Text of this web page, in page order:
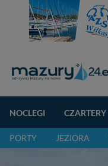
NOCLEGI CZARTERY
PORTY JEZIORA